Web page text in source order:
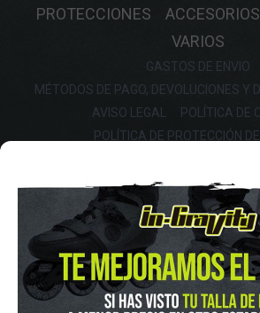
PROTECCIONES
ACCESORIOS
VARIOS
GASTOS DE ENVIO
MÉTODOS DE PAGO, DEVOLUCIONES Y
AVISO LEGAL
POLÍTICA DE
POLÍTICA DE PROTECCIÓN
FINANCIA CON: